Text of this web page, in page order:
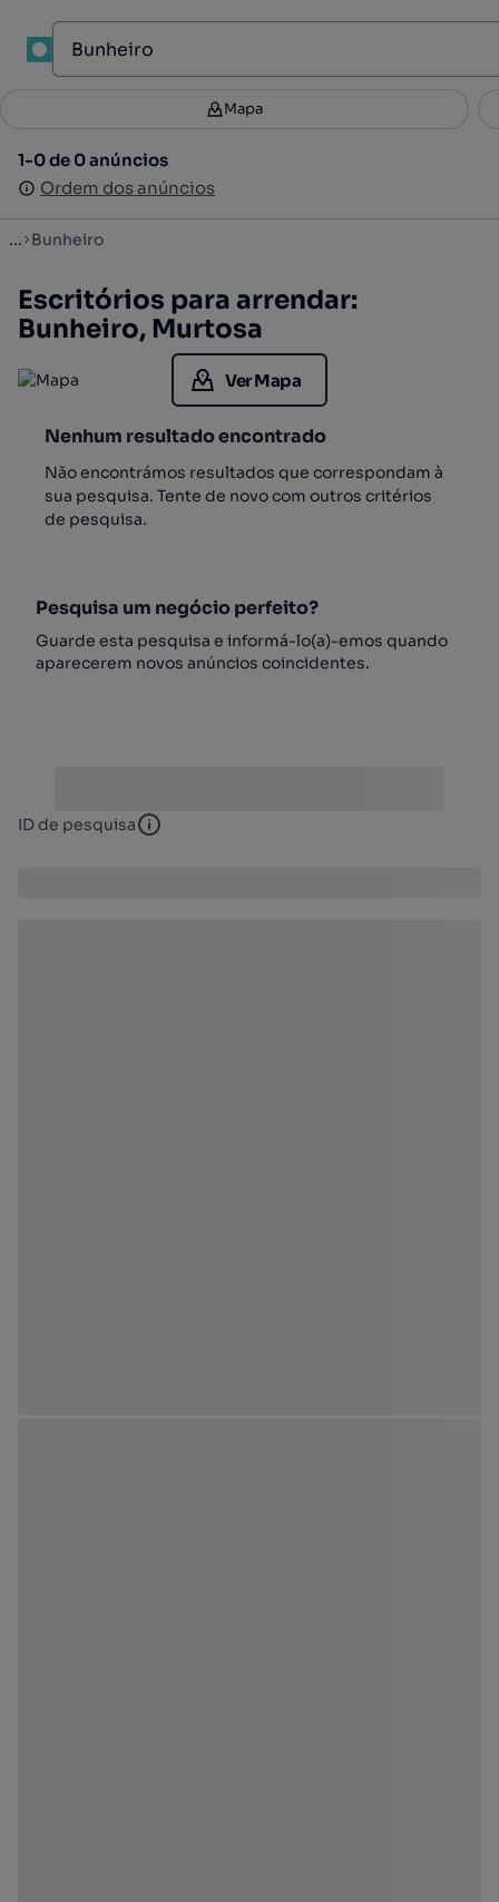
Filtros 4
1-0 de 0 anúncios
Ordem dos anúncios
Mapa
1-0 de 0 anúncios
Ordem dos anúncios
... Bunheiro
Escritórios para arrendar:
Bunheiro, Murtosa
Ver Mapa
Nenhum resultado encontrado
Não encontrámos resultados que correspondam à
sua pesquisa. Tente de novo com outros critérios
de pesquisa.
Pesquisa um negócio perfeito?
Guarde esta pesquisa e informá-lo(a)-emos quando
aparecerem novos anúncios coincidentes.
ID de pesquisa ID de pesquisa